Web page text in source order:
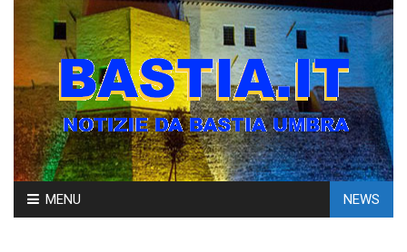
Skip
to
MENU NEWS